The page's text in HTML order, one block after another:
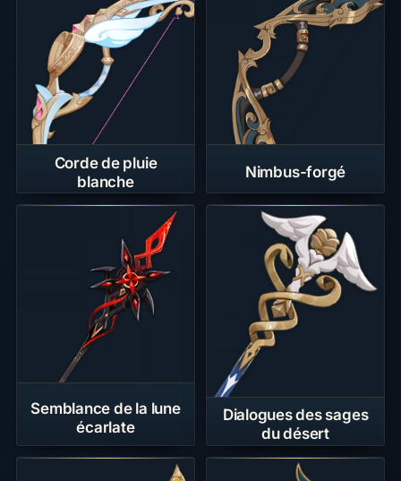
Corde de pluie
blanche
Nimbus-forgé
Semblance de la lune
écarlate
Dialogues des sages
du désert